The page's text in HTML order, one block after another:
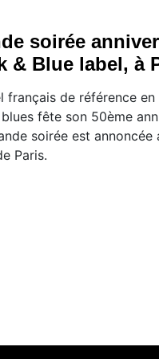
soirée
& Blue label, à
français de référence
fête son 50ème
soirée est annoncée
Paris.